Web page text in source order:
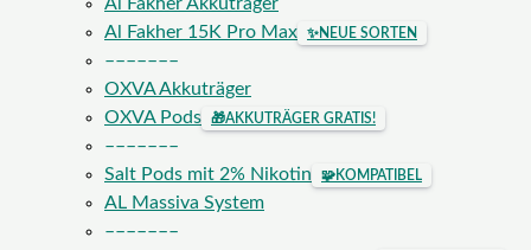
Al Fakher Akkuträger
Al Fakher 15K Pro Max
✨NEUE SORTEN
–––––––
OXVA Akkuträger
OXVA Pods
🎁AKKUTRÄGER GRATIS!
–––––––
Salt Pods mit 2% Nikotin
🧩KOMPATIBEL
AL Massiva System
–––––––